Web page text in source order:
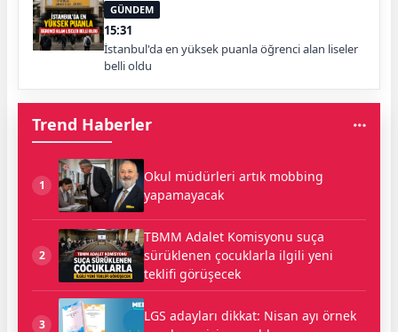
GÜNDEM
15:31
İstanbul'da en yüksek puanla öğrenci alan liseler
belli oldu
Trend Haberler
1
Okul müdürleri artık mobbing
yapamayacak
2
TBMM Adalet Komisyonu suça
sürüklenen çocuklarla ilgili yeni
teklifi görüşecek
3
LGS adayları dikkat: Nisan ayı örnek